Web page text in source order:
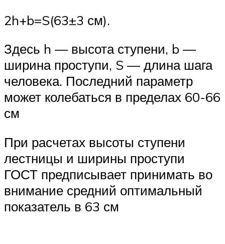
2h+b=S(63±3 см).
Здесь h — высота ступени, b —
ширина проступи, S — длина шага
человека. Последний параметр
может колебаться в пределах 60-66
см
При расчетах высоты ступени
лестницы и ширины проступи
ГОСТ предписывает принимать во
внимание средний оптимальный
показатель в 63 см